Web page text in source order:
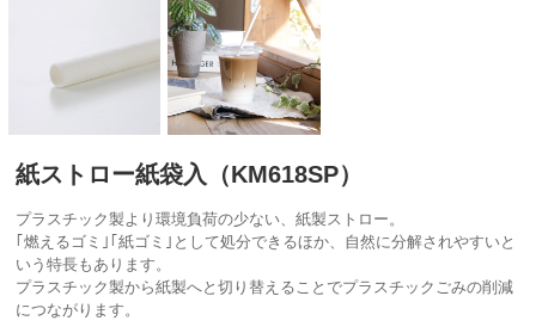
紙ストロー紙袋入（KM618SP）
プラスチック製より環境負荷の少ない、紙製ストロー。
｢燃えるゴミ｣｢紙ゴミ｣として処分できるほか、自然に分解されやすいと
いう特長もあります。
プラスチック製から紙製へと切り替えることでプラスチックごみの削減
につながります。